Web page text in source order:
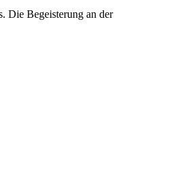
Die Begeisterung an der